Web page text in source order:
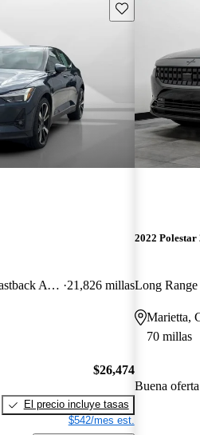
Guarda este Aviso
Long Range Dual Motor Fastback AWD 21,826 millas
$26,474
El precio incluye tasas
$542/mes est.
2022 Polestar
Long
Marietta,
70 millas
Buena oferta